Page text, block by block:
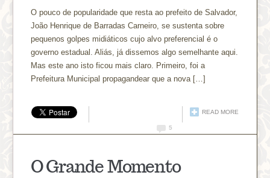
O pouco de popularidade que resta ao prefeito de Salvador,
João Henrique de Barradas Carneiro, se sustenta sobre
pequenos golpes midiáticos cujo alvo preferencial é o
governo estadual. Aliás, já dissemos algo semelhante aqui.
Mas este ano isto ficou mais claro. Primeiro, foi a
Prefeitura Municipal propagandear que a nova […]
READ MORE
5
O Grande Momento